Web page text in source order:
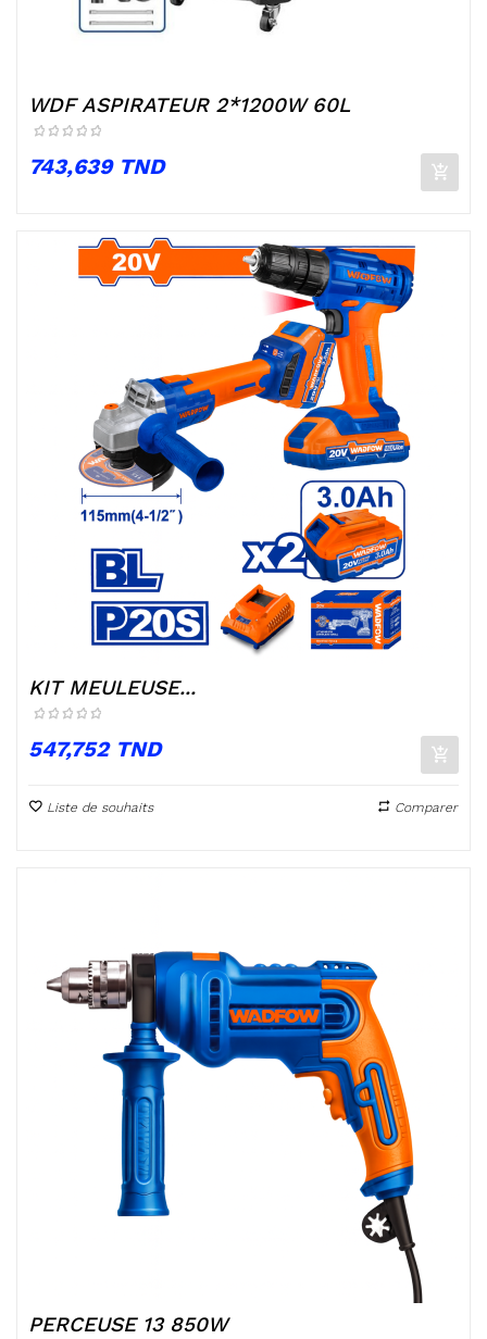
WDF ASPIRATEUR 2*1200W 60L
Prix
743,639 TND
KIT MEULEUSE...
Prix
547,752 TND
Liste de souhaits Comparer
PERCEUSE 13 850W